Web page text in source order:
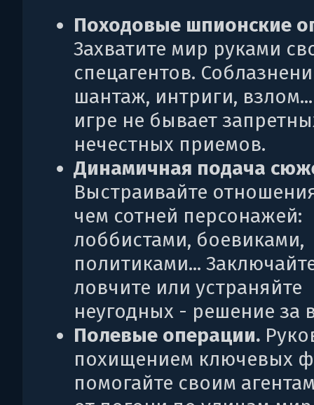
Походовые шпионские
Захватите мир руками
спецагентов.
шантаж, интриги,
игре не бывает
нечестных приемов.
Динамичная подача
Выстраивайте
чем сотней персонажей:
лоббистами, боевиками,
политиками...
ловчите или устраняйте
неугодных - решение за
Полевые операции.
похищением ключевых
помогайте своим